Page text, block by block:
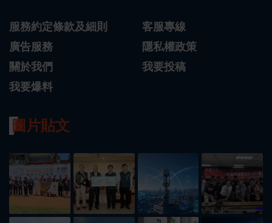
服務約定條款及細則
客服專線
廣告服務
隱私權政策
關於我們
我要投稿
我要爆料
圖片貼文